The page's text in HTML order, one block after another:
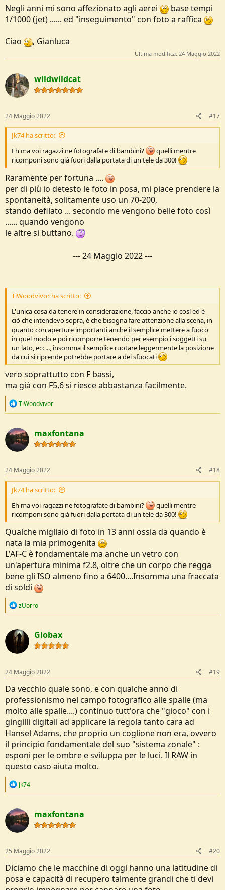
Negli anni mi sono affezionato agli aerei
base tempi
1/1000 (jet) ...... ed "inseguimento" con foto a raffica
Ciao
, Gianluca
Ultima modifica: 24 Maggio 2022
wildwildcat
24 Maggio 2022 #17
Jk74 ha scritto:
Eh ma voi ragazzi ne fotografate di bambini?
quelli mentre
ricomponi sono già fuori dalla portata di un tele da 300!
Raramente per fortuna ....
per di più io detesto le foto in posa, mi piace prendere la
spontaneità, solitamente uso un 70-200,
stando defilato ... secondo me vengono belle foto così
...... quando vengono
le altre si buttano.
---24 Maggio 2022---
TiWoodvivor ha scritto:
L'unica cosa da tenere in considerazione, faccio anche io così ed é
ciò che intendevo sopra, é che bisogna fare attenzione alla scena, in
quanto con aperture importanti anche il semplice mettere a fuoco
in quel modo e poi ricomporre tenendo per esempio i soggetti su
un lato, ecc..., insomma il semplice ruotare leggermente la posizione
da cui si riprende potrebbe portare a dei sfuocati
vero soprattutto con F bassi,
ma già con F5,6 si riesce abbastanza facilmente.
R
c
t
i
o
s
:
TiWoodvivor
maxfontana
24 Maggio 2022 #18
Jk74 ha scritto:
Eh ma voi ragazzi ne fotografate di bambini?
quelli mentre
ricomponi sono già fuori dalla portata di un tele da 300!
Qualche migliaio di foto in 13 anni ossia da quando è
nata la mia primogenita
L'AF-C è fondamentale ma anche un vetro con
un'apertura minima f2.8, oltre che un corpo che regga
bene gli ISO almeno fino a 6400....Insomma una fraccata
di soldi
R
c
t
i
o
s
:
zUorro
Giobax
24 Maggio 2022 #19
Da vecchio quale sono, e con qualche anno di
professionismo nel campo fotografico alle spalle (ma
molto alle spalle....) continuo tutt'ora che "gioco" con i
gingilli digitali ad applicare la regola tanto cara ad
Hansel Adams, che proprio un coglione non era, ovvero
il principio fondamentale del suo "sistema zonale" :
esponi per le ombre e sviluppa per le luci. Il RAW in
questo caso aiuta molto.
R
c
t
i
o
s
:
Jk74
maxfontana
25 Maggio 2022 #20
Diciamo che le macchine di oggi hanno una latitudine di
posa e capacità di recupero talmente grandi che ti devi